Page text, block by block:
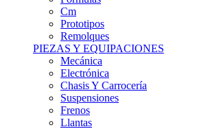
Cm
Prototipos
Remolques
PIEZAS Y EQUIPACIONES
Mecánica
Electrónica
Chasis Y Carrocería
Suspensiones
Frenos
Llantas